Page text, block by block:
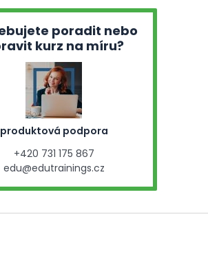
poradit nebo
kurz na míru?
produktová podpora
+420 731 175 867
edu@edutrainings.cz